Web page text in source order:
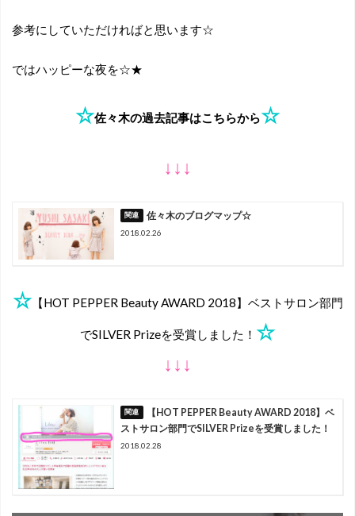
参考にしていただければと思います☆
ではハッピーな夜を☆★
☆佐々木の過去記事はこちらから☆
↓↓↓
佐々木のブログマップ☆
2018.02.26
☆【HOT PEPPER Beauty AWARD 2018】ベストサロン部門
でSILVER Prizeを受賞しました！ ☆
↓↓↓
【HOT PEPPER Beauty AWARD 2018】ベ
ストサロン部門でSILVER Prizeを受賞しました！
2018.02.28